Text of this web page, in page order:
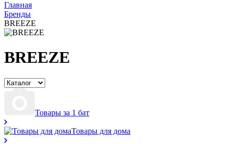
Главная
Бренды
BREEZE
BREEZE
Товары за 1 бат
Товары для дома